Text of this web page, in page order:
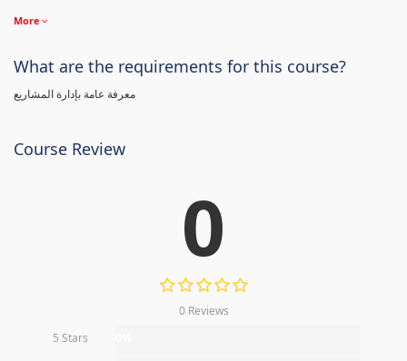
More
What are the requirements for this course?
معرفة عامة بإدارة المشاريع
Course Review
0
0 Reviews
5 Stars